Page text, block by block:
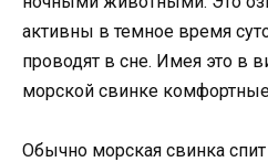
активны в темное время
проводят в сне. Имея это в
морской свинке
Обычно морская свинка